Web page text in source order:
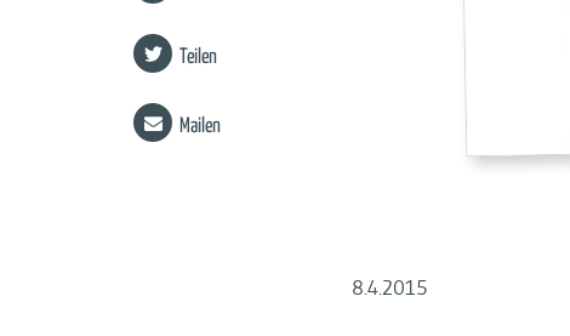
8.4.2015
Teilen
Mailen